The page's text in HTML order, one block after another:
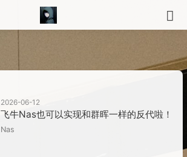
2026-06-12
飞牛Nas也可以实现和群晖一样的反代啦！
Nas